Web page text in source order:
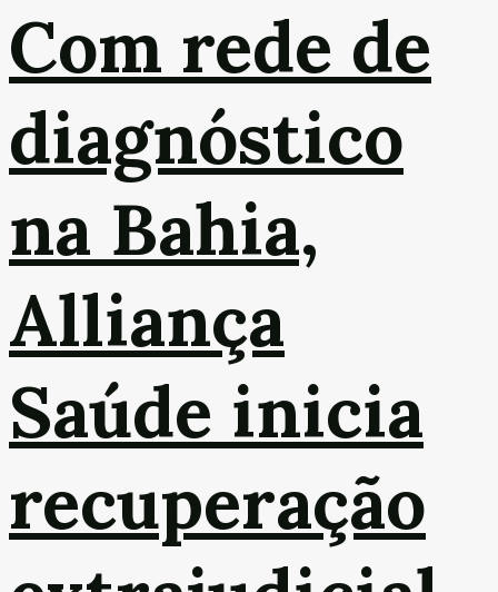
Com rede de
diagnóstico
na Bahia,
Alliança
Saúde inicia
recuperação